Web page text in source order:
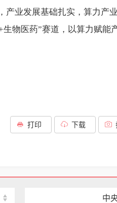
产业发展基础扎实，算力
物医药”赛道，以算力赋能
打印 下载
中